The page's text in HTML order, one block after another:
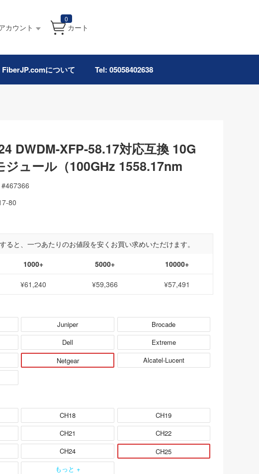
カウント
0
カート
FiberJP.comについて Tel: 05058402638
DWDM-XFP-58.17対応互換 10G
ジュール（100GHz 1558.17nm
#467366
80
ると、一つあたりのお値段を安くお買い求めいただけます。
1000+ 5000+ 10000+
¥61,240 ¥59,366 ¥57,491
Juniper
Brocade
Dell
Extreme
Netgear
Alcatel-Lucent
CH18
CH19
CH21
CH22
CH24
CH25
もっと +